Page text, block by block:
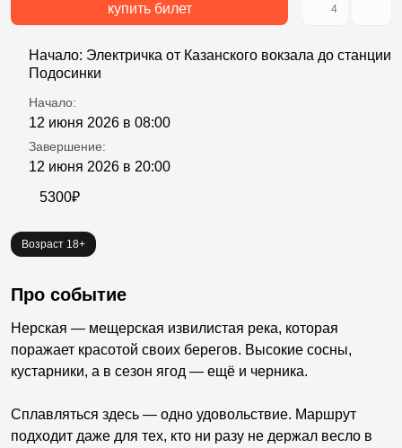
купить билет 4
Начало: Электричка от Казанского вокзала до станции
Подосинки
Начало:
12 июня 2026 в 08:00
Завершение:
12 июня 2026 в 20:00
5300₽
Возраст 18+
Про событие
Нерская — мещерская извилистая река, которая
поражает красотой своих берегов. Высокие сосны,
кустарники, а в сезон ягод — ещё и черника.
Сплавляться здесь — одно удовольствие. Маршрут
подходит даже для тех, кто ни разу не держал весло в